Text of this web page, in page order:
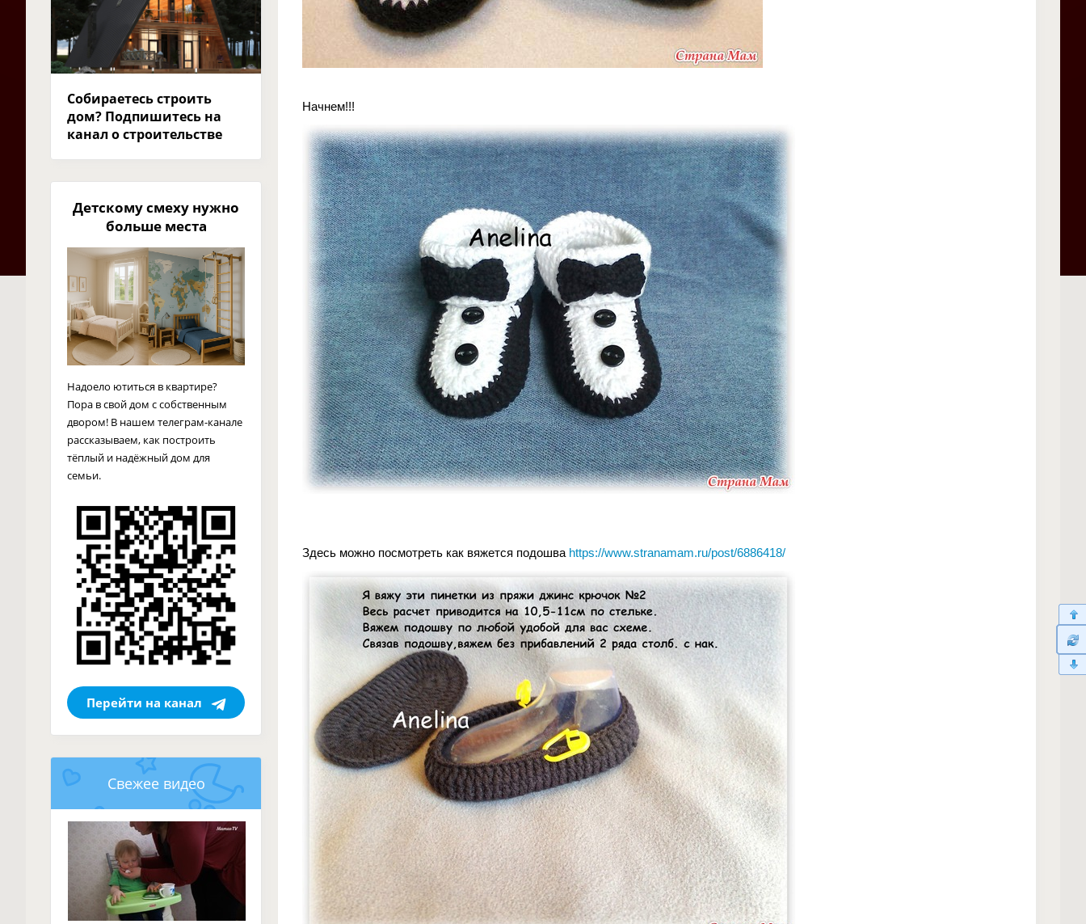
Начнем!!!
Здесь можно посмотреть как вяжется подошва https://www.stranamam.ru/post/6886418/
Собираетесь строить
дом? Подпишитесь на
канал о строительстве
Детскому смеху нужно
больше места
Надоело ютиться в квартире?
Пора в свой дом с собственным
двором! В нашем телеграм-канале
рассказываем, как построить
тёплый и надёжный дом для
семьи.
Перейти на канал
Свежее видео